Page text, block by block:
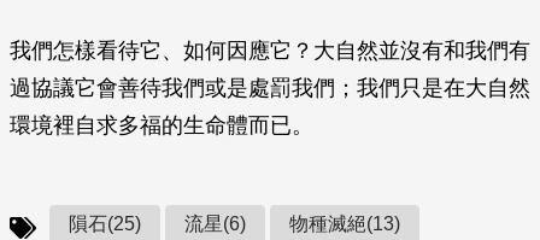
我們怎樣看待它、如何因應它？大自然並沒有和我們有
過協議它會善待我們或是處罰我們；我們只是在大自然
環境裡自求多福的生命體而已。
隕石(25) 流星(6) 物種滅絕(13)